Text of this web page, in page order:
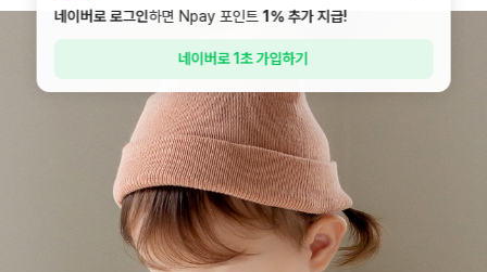
네이버로 로그인하면 Npay 포인트1%추가 지급!
네이버로 1초 가입하기